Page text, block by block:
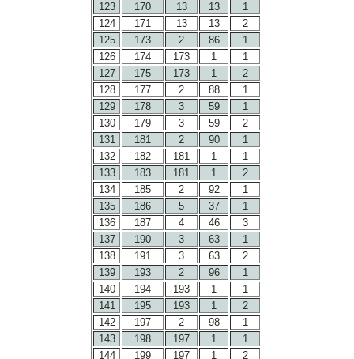
123 170 13 13
1
124
171 13 13
2
125
173 2 86
1
126
174 173 1
1
127
175 173 1
2
128
177 2 88
1
129
178 3 59
1
130
179 3 59
2
131
181 2 90
1
132
182 181 1
1
133
183 181 1
2
134
185 2 92
1
135
186 5 37
1
136
187 4 46
3
137
190 3 63
1
138
191 3 63
2
139
193 2 96
1
140
194 193 1
1
141
195 193 1
2
142
197 2 98
1
143
198 197 1
1
144
199 197 1
2